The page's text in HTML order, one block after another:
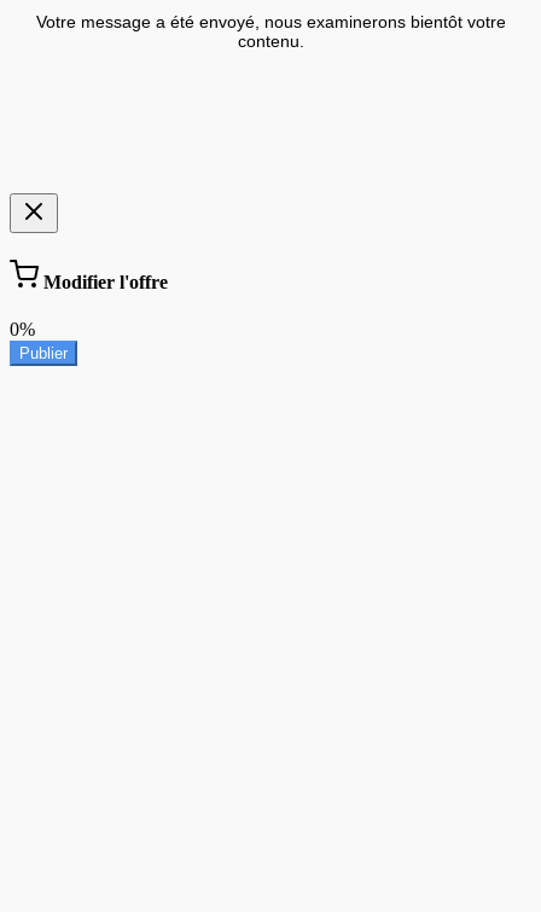
Votre message a été envoyé, nous examinerons bientôt votre
contenu.
Modifier l'offre
0%
Publier